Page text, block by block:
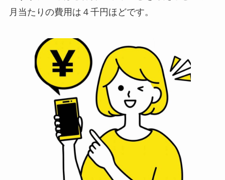
月当たりの費用は４千円ほどです。